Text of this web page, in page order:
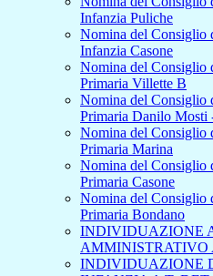
Infanzia Puliche
Nomina del Consiglio
Infanzia Casone
Nomina del Consiglio
Primaria Villette B
Nomina del Consiglio
Primaria Danilo Mosti
Nomina del Consiglio
Primaria Marina
Nomina del Consiglio
Primaria Casone
Nomina del Consiglio
Primaria Bondano
INDIVIDUAZIONE
AMMINISTRATIVO
INDIVIDUAZIONE